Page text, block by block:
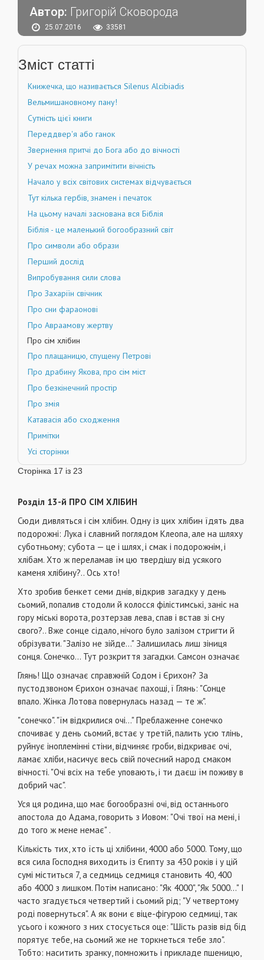
Автор: Григорій Сковорода
25.07.2016 33581
Зміст статті
Книжечка, що називається Silenus Alcibiadis
Вельмишановному пану!
Сутність цієї книги
Переддвер'я або ганок
Звернення притчі до Бога або до вічності
У речах можна запримітити вічність
Начало у всіх світових системах відчувається
Тут кілька гербів, знамен і печаток
На цьому началі заснована вся Біблія
Біблія - це маленький богообразний світ
Про символи або образи
Перший дослід
Випробування сили слова
Про Захаріїн свічник
Про сни фараонові
Про Авраамову жертву
Про сім хлібин
Про плащаницю, спущену Петрові
Про драбину Якова, про сім міст
Про безкінечний простір
Про змія
Катавасія або сходження
Примітки
Усі сторінки
Сторінка 17 із 23
Розділ 13-й ПРО СІМ ХЛІБИН
Сюди дивляться і сім хлібин. Одну із цих хлібин їдять два
подорожні: Лука і славний поглядом Клеопа, але на шляху
суботньому; субота — це і шлях, і смак і подорожнім, і
хлібам. Хто ж переламав їм цю твердішу від усякого
каменя хлібину?.. Ось хто!
Хто зробив бенкет семи днів, відкрив загадку у день
сьомий, попалив стодоли й колосся філістимські, заніс на
гору міські ворота, розтерзав лева, спав і встав зі сну
свого?.. Вже сонце сідало, нічого було залізом стригти й
обрізувати. "Залізо не зійде..." Залишилась лиш зіниця
сонця. Сонечко... Тут розкриття загадки. Самсон означає
Глянь! Що означає справжній Содом і Єрихон? За
пустодзвоном Єрихон означає пахощі, ї Глянь: "Сонце
впало. Жінка Лотова повернулась назад — те ж".
"сонечко". "їм відкрилися очі..." Преблаженне сонечко
спочиває у день сьомий, встає у третій, палить усю тлінь,
руйнує іноплемінні стіни, відчиняє гроби, відкриває очі,
ламає хліби, насичує весь свій почесний народ смаком
вічності. "Очі всіх на тебе уповають, і ти даєш їм поживу в
добрий час".
Уся ця родина, що має богообразні очі, від останнього
апостола до Адама, говорить з Иовом: "Очі твої на мені, і
до того ж мене немає" .
Кількість тих, хто їсть ці хлібини, 4000 або 5000. Тому, що
вся сила Господня виходить із Єгипту за 430 років і у цій
сумі міститься 7, а седмиць седмиця становить 40, 400
або 4000 з лишком. Потім написано: "Як 4000", "Як 5000..." І
часто згадується четвертий і сьомий рід; "У четвертому
роді повернуться". А як вони є віце-фігурою седмиці, так
усього і кожного з них стосується оце: "Шість разів від бід
порятує тебе, на сьомий же не торкнеться тебе зло".
Тобто: наситить зранку, помножить і прикладе пшеницю,